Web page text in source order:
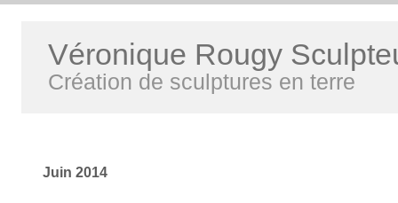
Véronique Rougy
Création de sculptures en terre
Juin 2014